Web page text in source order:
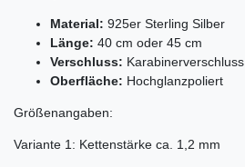
Material: 925er Sterling Silber
Länge: 40 cm oder 45 cm
Verschluss: Karabinerverschluss
Oberfläche: Hochglanzpoliert
Größenangaben:
Variante 1: Kettenstärke ca. 1,2 mm